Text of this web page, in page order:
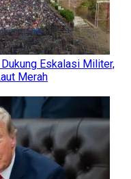
Eskalasi Militer,
Merah